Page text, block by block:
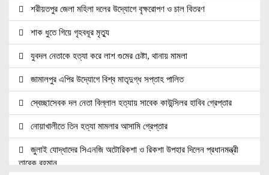
শরীয়তপুর জেলা মহিলা দলের উদ্যোগে বৃক্ষরোপণ ও চাল বিতরণ
শাক ধুতে গিয়ে গৃহবধূর মৃত্যু
যুবদল নেতাকে হত্যা করে লাশ গুমের চেষ্টা, থানায় মামলা
জামালপুর এপির উদ্যোগে বিশ্ব মাতৃদুগ্ধ সপ্তাহ পালিত
স্বেচ্ছাসেবক দল নেতা বিল্লাল হত্যায় সাবেক কাউন্সিলর হাবিব গ্রেপ্তার
নোয়াখালীতে তিন হত্যা মামলার আসামি গ্রেপ্তার
জুলাই যোদ্ধাদের সিএনজি অটোরিকশা ও রিকশা উপহার দিলেন প্রধানমন্ত্রী
তারেক রহমান